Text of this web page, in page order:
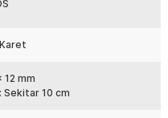
dan USB Type C. Desain
dengan berbagai perangkat
12 mm
Sekitar 10 cm